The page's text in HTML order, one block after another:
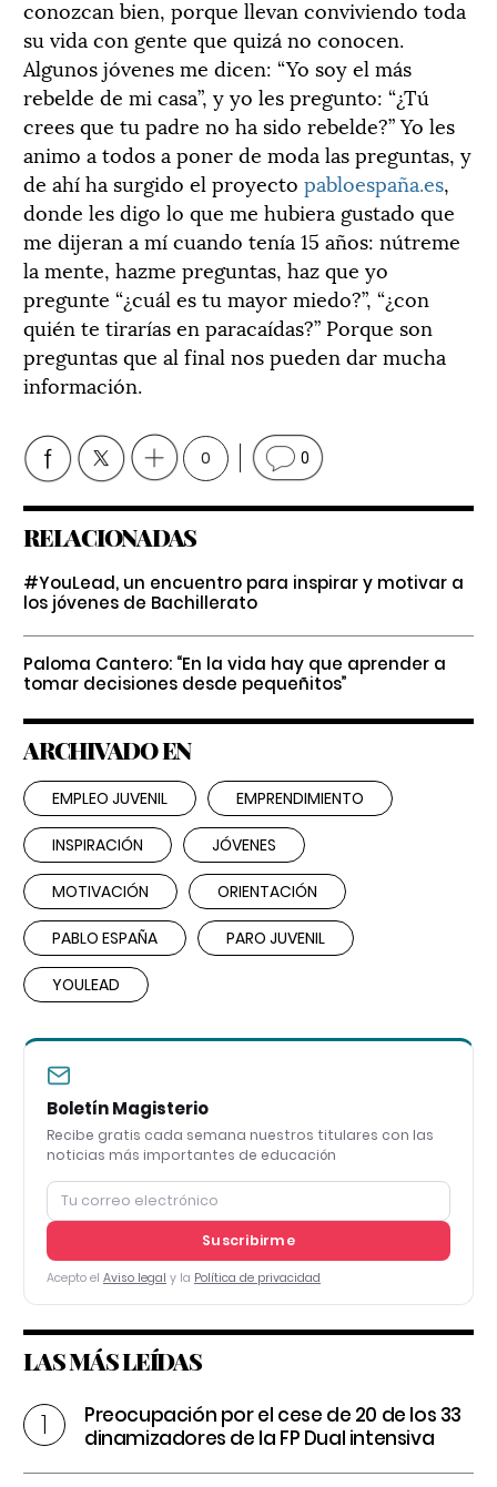
conozcan bien, porque llevan conviviendo toda
su vida con gente que quizá no conocen.
Algunos jóvenes me dicen: “Yo soy el más
rebelde de mi casa”, y yo les pregunto: “¿Tú
crees que tu padre no ha sido rebelde?” Yo les
animo a todos a poner de moda las preguntas, y
de ahí ha surgido el proyecto pabloespaña.es,
donde les digo lo que me hubiera gustado que
me dijeran a mí cuando tenía 15 años: nútreme
la mente, hazme preguntas, haz que yo
pregunte “¿cuál es tu mayor miedo?”, “¿con
quién te tirarías en paracaídas?” Porque son
preguntas que al final nos pueden dar mucha
información.
0 0
RELACIONADAS
#YouLead, un encuentro para inspirar y motivar a
los jóvenes de Bachillerato
Paloma Cantero: “En la vida hay que aprender a
tomar decisiones desde pequeñitos”
ARCHIVADO EN
EMPLEO JUVENIL EMPRENDIMIENTO
INSPIRACIÓN JÓVENES
MOTIVACIÓN ORIENTACIÓN
PABLO ESPAÑA PARO JUVENIL
YOULEAD
Boletín Magisterio
Recibe gratis cada semana nuestros titulares con las
noticias más importantes de educación
Suscribirme
Acepto el Aviso legal y la Política de privacidad
LAS MÁS LEÍDAS
Preocupación por el cese de 20 de los 33
dinamizadores de la FP Dual intensiva